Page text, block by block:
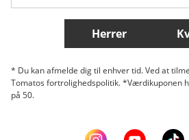
Flere lande
Herrer
* Du kan afmelde dig til enhver tid. Ved at
Tomatos fortrolighedspolitik. *Værdikuponen
på 50.